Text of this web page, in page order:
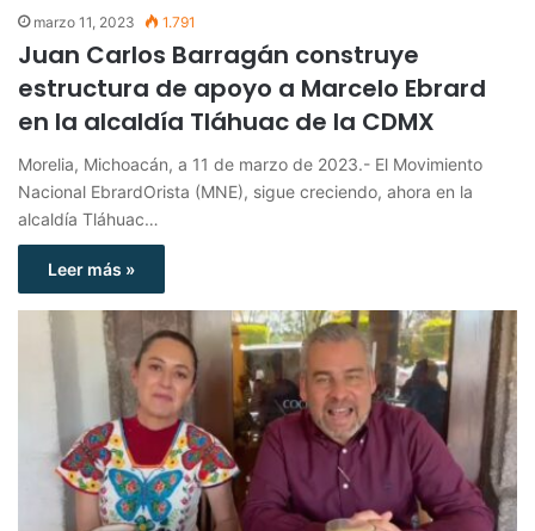
marzo 11, 2023 1.791
Juan Carlos Barragán construye
estructura de apoyo a Marcelo Ebrard
en la alcaldía Tláhuac de la CDMX
Morelia, Michoacán, a 11 de marzo de 2023.- El Movimiento
Nacional EbrardOrista (MNE), sigue creciendo, ahora en la
alcaldía Tláhuac…
Leer más »